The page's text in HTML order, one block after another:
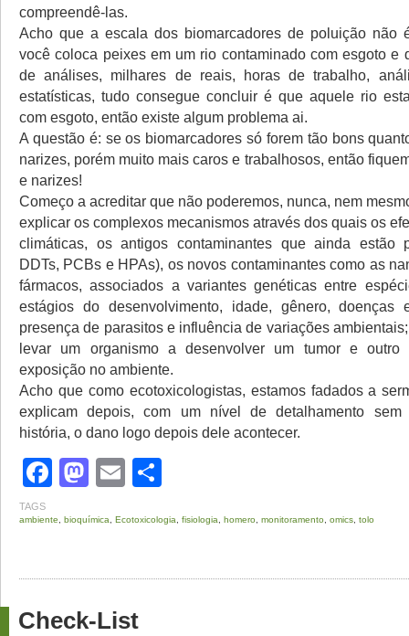
compreendê-las.
Acho que a escala dos biomarcadores de poluição não
você coloca peixes em um rio contaminado com esgoto e
de análises, milhares de reais, horas de trabalho,
estatísticas, tudo consegue concluir é que aquele rio
com esgoto, então existe algum problema ai.
A questão é: se os biomarcadores só forem tão bons
narizes, porém muito mais caros e trabalhosos, então
e narizes!
Começo a acreditar que não poderemos, nunca, nem
explicar os complexos mecanismos através dos quais os
climáticas, os antigos contaminantes que ainda estão
DDTs, PCBs e HPAs), os novos contaminantes como as
fármacos, associados a variantes genéticas entre
estágios do desenvolvimento, idade, gênero, doenças
presença de parasitos e influência de variações
levar um organismo a desenvolver um tumor e outro
exposição no ambiente.
Acho que como ecotoxicologistas, estamos fadados a
explicam depois, com um nível de detalhamento sem
história, o dano logo depois dele acontecer.
Facebook
Mastodon
Email
TAGS
ambiente bioquímica Ecotoxicologia fisiologia homero monitoramento omics tolo
Check-List